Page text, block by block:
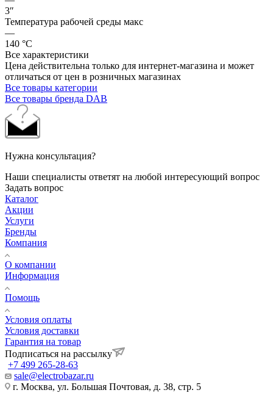
3″
Температура рабочей среды макс
—
140 °С
Все характеристики
Цена действительна только для интернет-магазина и может
отличаться от цен в розничных магазинах
Все товары категории
Все товары бренда DAB
Нужна консультация?
Наши специалисты ответят на любой интересующий вопрос
Задать вопрос
Каталог
Акции
Услуги
Бренды
Компания
О компании
Информация
Помощь
Условия оплаты
Условия доставки
Гарантия на товар
Подписаться на рассылку
+7 499 265-28-63
sale@electrobazar.ru
г. Москва, ул. Большая Почтовая, д. 38, стр. 5